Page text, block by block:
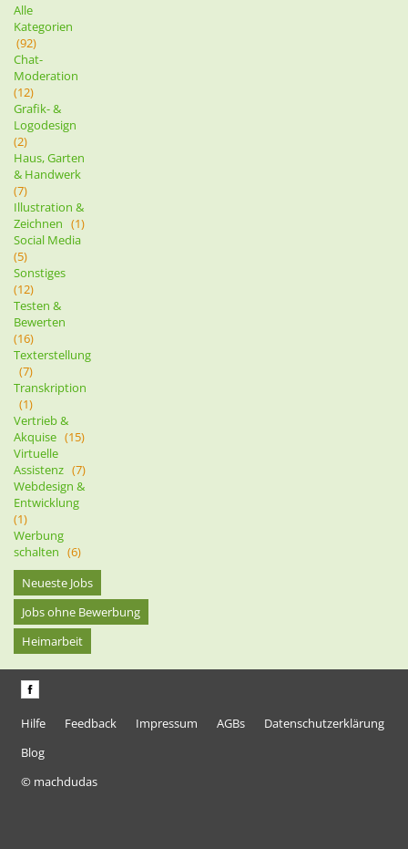
Alle
Kategorien
(92)
Chat-
Moderation
(12)
Grafik- &
Logodesign
(2)
Haus, Garten
& Handwerk
(7)
Illustration &
Zeichnen (1)
Social Media
(5)
Sonstiges
(12)
Testen &
Bewerten
(16)
Texterstellung
(7)
Transkription
(1)
Vertrieb &
Akquise (15)
Virtuelle
Assistenz (7)
Webdesign &
Entwicklung
(1)
Werbung
schalten (6)
Neueste Jobs
Jobs ohne Bewerbung
Heimarbeit
Hilfe Feedback Impressum AGBs
Datenschutzerklärung
Blog
© machdudas